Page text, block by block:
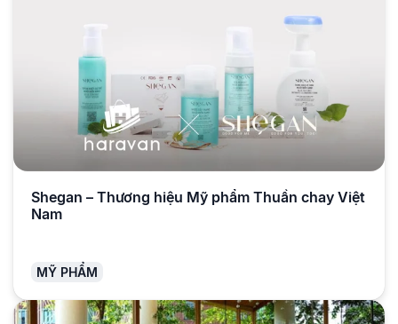
Shegan – Thương hiệu Mỹ phẩm Thuần chay Việt
Nam
MỸ PHẨM